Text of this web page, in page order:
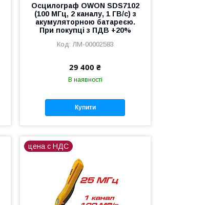
Осцилограф OWON SDS7102
(100 МГц, 2 каналу, 1 ГВ/с) з
акумуляторною батареєю.
При покупці з ПДВ +20%
ЛМ-00002583
29 400 ₴
В наявності
Купити
цена с НДС